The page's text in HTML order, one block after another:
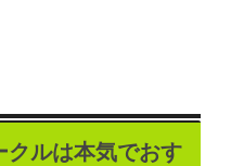
ルは本気でおす